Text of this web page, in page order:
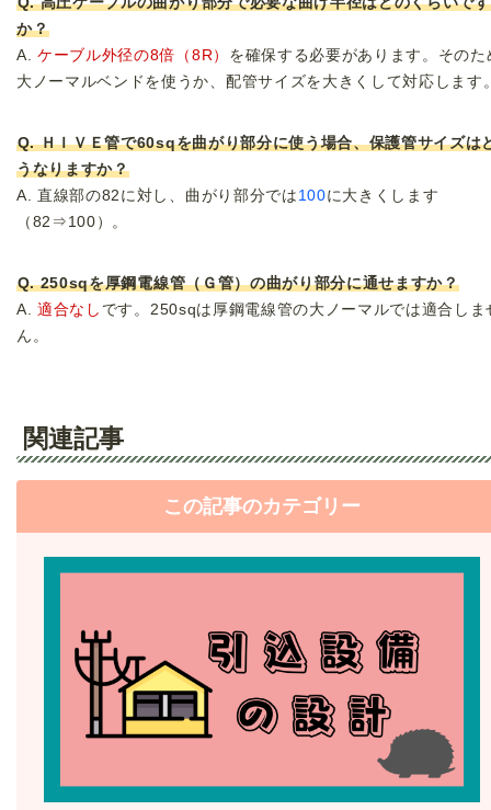
か？
A.ケーブル外径の8倍（8R） を確保する必要があります。そのた
大ノーマルベンドを使うか、配管サイズを大きくして対応します
Q. ＨＩＶＥ管で60sqを曲がり部分に使う場合、保護管サイズは
うなりますか？
A. 直線部の82に対し、曲がり部分では 100に大きくします
（82⇒100）。
Q. 250sqを厚鋼電線管（Ｇ管）の曲がり部分に通せますか？
A.適合なし です。250sqは厚鋼電線管の大ノーマルでは適合しま
ん。
関連記事
この記事のカテゴリー